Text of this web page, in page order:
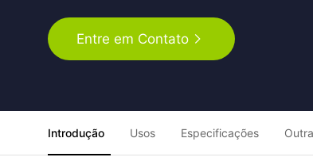
Entre em Contato
Introdução Usos Especificações